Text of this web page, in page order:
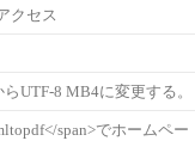
クセス
UTF-8 MB4に変更する。
span>でホームペー